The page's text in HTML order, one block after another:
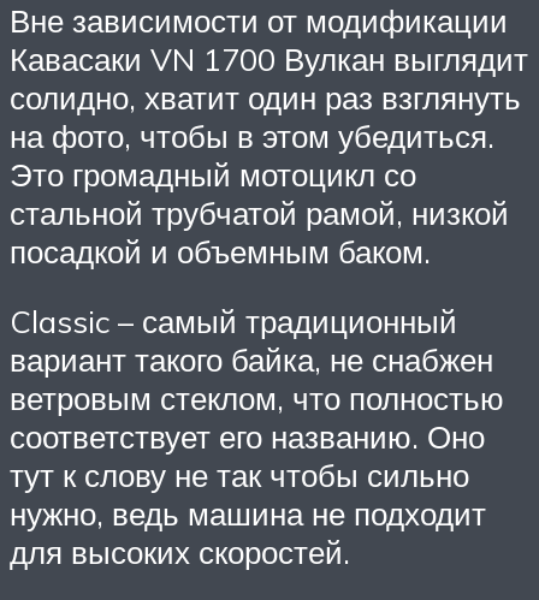
Вне зависимости от модификации
Кавасаки VN 1700 Вулкан выглядит
солидно, хватит один раз взглянуть
на фото, чтобы в этом убедиться.
Это громадный мотоцикл со
стальной трубчатой рамой, низкой
посадкой и объемным баком.
Classic – самый традиционный
вариант такого байка, не снабжен
ветровым стеклом, что полностью
соответствует его названию. Оно
тут к слову не так чтобы сильно
нужно, ведь машина не подходит
для высоких скоростей.